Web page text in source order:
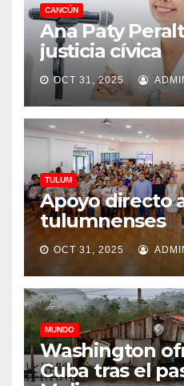
CANCÚN
Ana Paty
justicia cívica
OCT 31, 2025
TULUM
Apoyo directo
tulumnenses
OCT 31, 2025
MUNDO
Washington
Cuba tras el